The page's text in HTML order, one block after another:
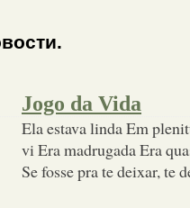
Jogo da Vida
Ela estava linda Em
vi Era madrugada Era
Se fosse pra te deixar, te